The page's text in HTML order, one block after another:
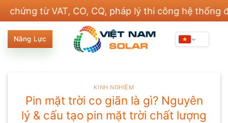
nội
dung
từ VAT, CO, CQ, pháp lý thi công hệ thống điện và
Năng Lực
KINH NGHIỆM
Pin mặt trời co giãn là gì? Nguyên
lý & cấu tạo pin mặt trời chất lượng